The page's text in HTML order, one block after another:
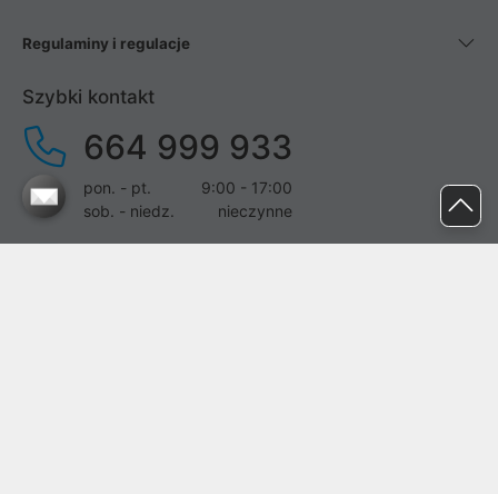
Regulaminy i regulacje
Szybki kontakt
664 999 933
pon. - pt.
9:00 - 17:00
sob. - niedz.
nieczynne